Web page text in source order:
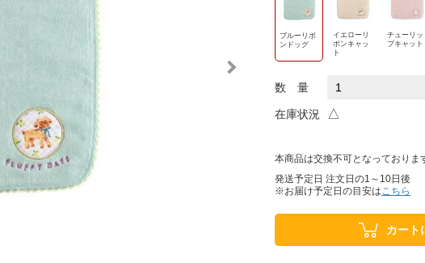
ブルーリボ
ンドッグ
イエローリ
ボンキャッ
ト
チューリッ
プキャット
数 量
在庫状況 △
本商品は交換不可となっておりま
発送予定日 注文日の1～10日後
※お届け予定日の目安はこちら
カート